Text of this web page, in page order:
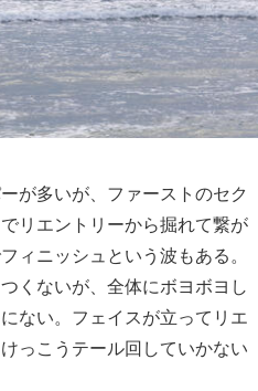
が多いが、ファーストのセク
リエントリーから掘れて繋が
ィニッシュという波もある。
くないが、全体にボヨボヨし
ない。フェイスが立ってリエ
っこうテール回していかない